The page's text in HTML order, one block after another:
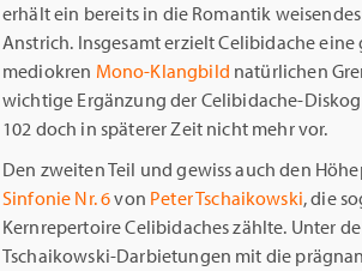
erhält ein bereits in die Romantik
Anstrich. Insgesamt erzielt Celibidache
mediokren Mono-Klangbild natürlichen
wichtige Ergänzung der Celibidache-
102 doch in späterer Zeit nicht mehr vor.
Den zweiten Teil und gewiss auch den
Sinfonie Nr. 6von Peter Tschaikowski, die
Kernrepertoire Celibidaches zählte. Unter
Tschaikowski-Darbietungen mit die